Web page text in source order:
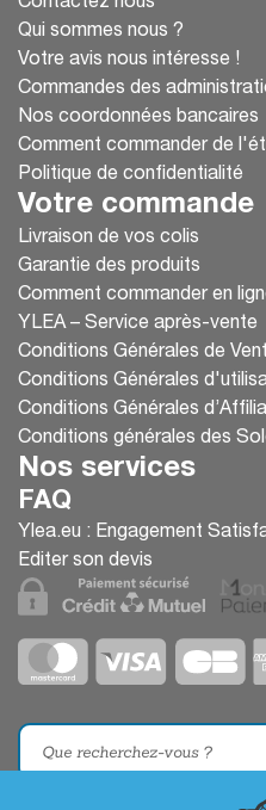
Qui sommes nous ?
Votre avis nous intéresse !
Commandes des
Nos coordonnées bancaires
Comment commander de
Politique de confidentialité
Votre commande
Livraison de vos colis
Garantie des produits
Comment commander en
YLEA – Service après-vente
Conditions Générales de
Conditions Générales
Conditions Générales
Conditions générales des
Nos services
FAQ
Ylea.eu : Engagement
Editer son devis